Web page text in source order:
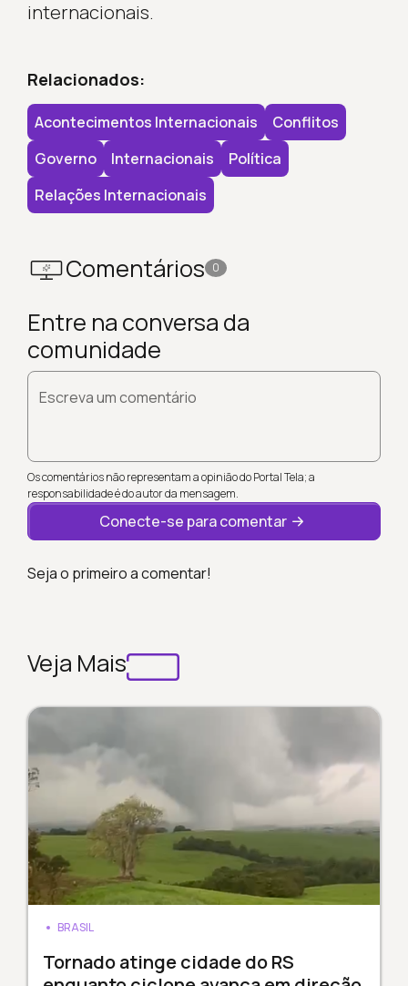
internacionais.
Relacionados:
Acontecimentos Internacionais
Conflitos
Governo
Internacionais
Política
Relações Internacionais
Comentários 0
Entre na conversa da
comunidade
Escreva um comentário
Os comentários não representam a opinião do Portal Tela; a
responsabilidade é do autor da mensagem.
Conecte-se para comentar
Seja o primeiro a comentar!
Veja Mais
BRASIL
Tornado atinge cidade do RS